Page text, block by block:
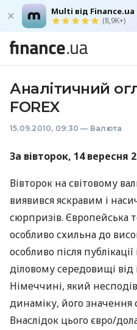
Multi від Finance.ua
(8,9K+)
Аналітичний
FOREX
15.09.2010, 09:30 — Валюта
За вівторок, 14 вересня
Вівторок на світовому
виявився яскравим і
сюрпризів. Європейська
особливо схильна до
особливо після
діловому середовищі від
Німеччині, який
динаміку, його значення
Внаслідок цього євро/